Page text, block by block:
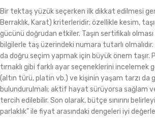
Bir tektaş yüzük seçerken ilk dikkat edilmesi
Berraklık, Karat) kriterleridir; özellikle kesim,
gücünü doğrudan etkiler. Taşın sertifikalı
bilgilerle taş üzerindeki numara tutarlı olmalıdır.
da doğru seçim yapmak için büyük önem taşır.
tırnaklı gibi farklı ayar seçeneklerini incelemek
(altın türü, platin vb.) ve kişinin yaşam tarzı da
bulundurulmalı; aktif hayat sürüyorsa sağlam
tercih edilebilir. Son olarak, bütçe sınırını
parlaklık” ile fiyat arasındaki dengeleri iyi